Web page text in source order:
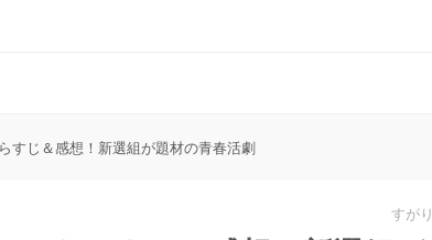
すじ＆感想！新選組が題材の青春活劇
すがり